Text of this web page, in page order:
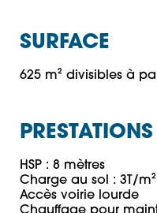
SURFACE
625 m² divisibles à
PRESTATIONS
HSP : 8 mètres
Charge au sol : 3T/m²
Accès voirie lourde
Chauffage pour